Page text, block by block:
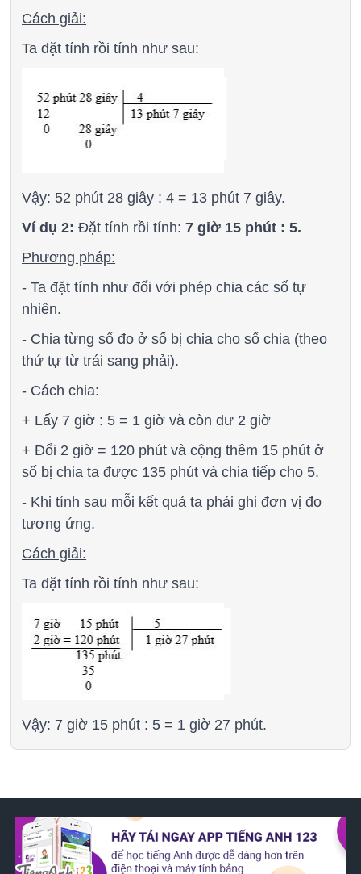
Cách giải:
Ta đặt tính rồi tính như sau:
Vậy: 52 phút 28 giây : 4 = 13 phút 7 giây.
Ví dụ 2: Đặt tính rồi tính:7 giờ 15 phút : 5.
Phương pháp:
- Ta đặt tính như đối với phép chia các số tự
nhiên.
- Chia từng số đo ở số bị chia cho số chia (theo
thứ tự từ trái sang phải).
- Cách chia:
+ Lấy 7 giờ : 5 = 1 giờ và còn dư 2 giờ
+ Đổi 2 giờ = 120 phút và cộng thêm 15 phút ở
số bị chia ta được 135 phút và chia tiếp cho 5.
- Khi tính sau mỗi kết quả ta phải ghi đơn vị đo
tương ứng.
Cách giải:
Ta đặt tính rồi tính như sau:
Vậy: 7 giờ 15 phút : 5 = 1 giờ 27 phút.